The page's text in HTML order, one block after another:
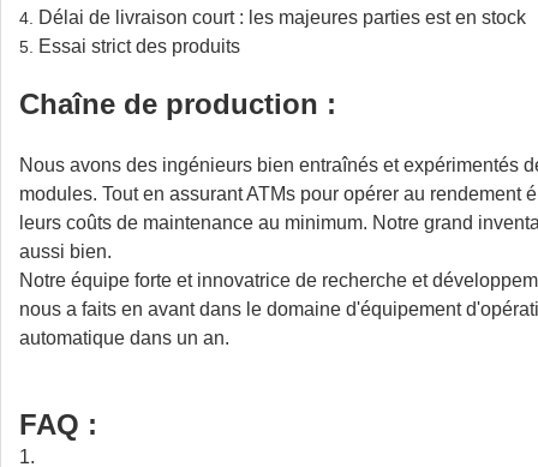
4. Délai de livraison court : les majeures parties est en stock
5. Essai strict des produits
Chaîne de production :
Nous avons des ingénieurs bien entraînés et expérimentés
modules. Tout en assurant ATMs pour opérer au
leurs coûts de maintenance au minimum. Notre grand
aussi bien.
Notre équipe forte et innovatrice de recherche et
nous a faits en avant dans le domaine d'équipement
automatique dans un an.
FAQ :
1.